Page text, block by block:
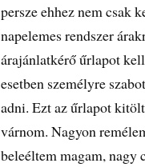
persze ehhez nem csak
napelemes rendszer
árajánlatkérő űrlapot
esetben személyre
adni. Ezt az űrlapot
várnom. Nagyon
beleéltem magam, nagy